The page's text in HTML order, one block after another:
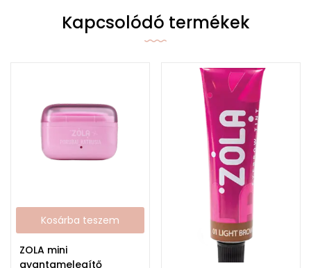
Kapcsolódó termékek
Kosárba teszem
ZOLA mini
gyantamelegítő